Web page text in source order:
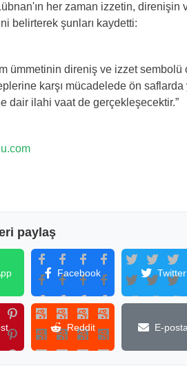
her zaman izzetin, direnişin
belirterek şunları kaydetti:
ümmetinin direniş ve izzet sembolü
karşı mücadelede ön
dair ilahi vaat de gerçekleşecektir.”
paylaş
Facebook Twitter
Reddit E-posta